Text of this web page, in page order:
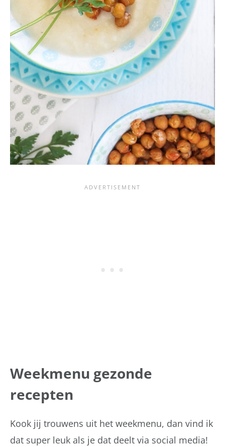
Weekmenu gezonde
recepten
Kook jij trouwens uit het weekmenu, dan vind ik
dat super leuk als je dat deelt via social media!